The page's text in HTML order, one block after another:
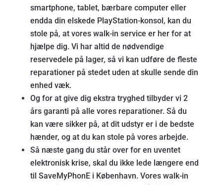
smartphone, tablet, bærbare computer eller
endda din elskede PlayStation-konsol, kan du
stole på, at vores walk-in service er her for at
hjælpe dig. Vi har altid de nødvendige
reservedele på lager, så vi kan udføre de fleste
reparationer på stedet uden at skulle sende din
enhed væk.
Og for at give dig ekstra tryghed tilbyder vi 2
års garanti på alle vores reparationer. Så du
kan være sikker på, at dit udstyr er i de bedste
hænder, og at du kan stole på vores arbejde.
Så næste gang du står over for en uventet
elektronisk krise, skal du ikke lede længere end
til SaveMyPhonE i København. Vores walk-in